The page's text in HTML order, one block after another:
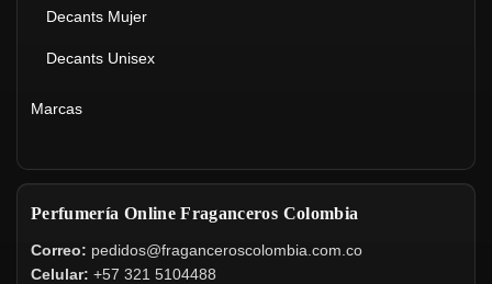
Decants Mujer
Decants Unisex
Marcas
Perfumería Online Fraganceros Colombia
Correo: pedidos@fraganceroscolombia.com.co
Celular: +57 321 5104488